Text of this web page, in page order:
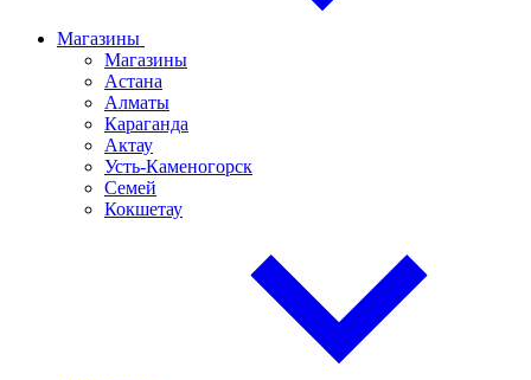
Магазины
Магазины
Астана
Алматы
Караганда
Актау
Усть-Каменогорск
Семей
Кокшетау